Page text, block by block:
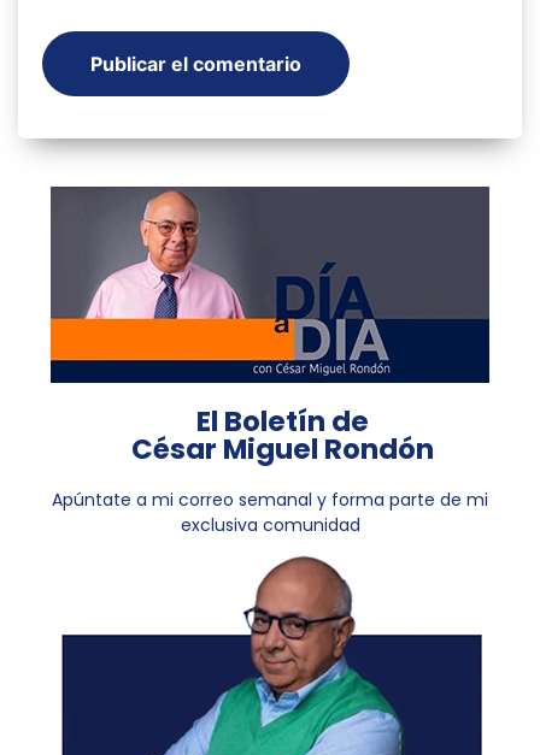
El Boletín de
César Miguel Rondón
Apúntate a mi correo semanal y forma parte de mi
exclusiva comunidad